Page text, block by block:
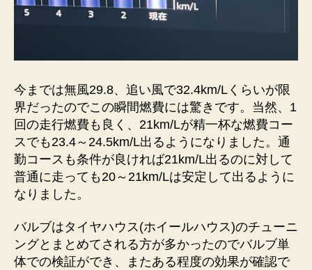
今までは無風29.8、追い風で32.4km/Lくらいが限
界だったのでこの瞬間燃費には驚きです。当然、1
回の走行燃費も良く、21km/Lが精一杯な燃費コー
スでも23.4～24.5km/L出るようになりました。通
勤コースも条件が良ければ21km/L出るのに対して
普通に走っても20～21km/Lは安定して出るように
なりました。
バルブはタイヤハウス(ホイールハウス)のチューニ
ングとまとめてされる方が多かったのでバルブ単
体での検証ができ、またある程度の効果が確認で